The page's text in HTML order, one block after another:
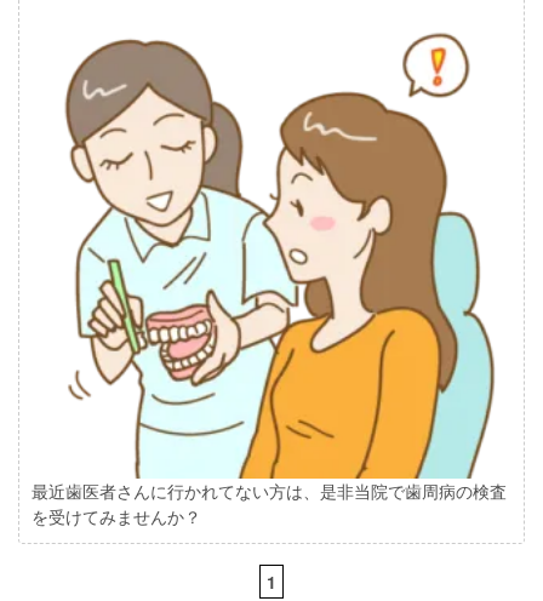
最近歯医者さんに行かれてない方は、是非当院で歯周病の検査
を受けてみませんか？
1